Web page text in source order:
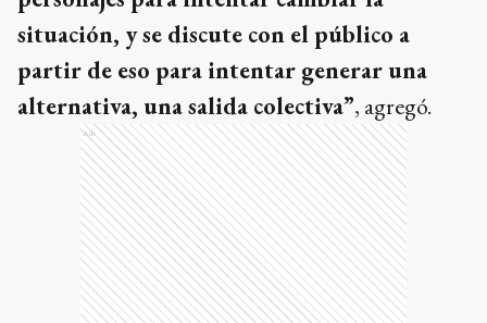
situación, y se discute con el público a
partir de eso para intentar generar una
alternativa, una salida colectiva”, agregó.
Ads